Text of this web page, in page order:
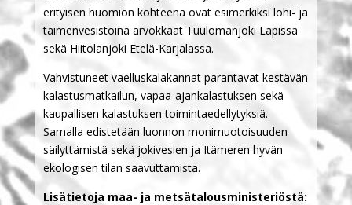
erityisen huomion kohteena ovat esimerkiksi lohi- ja
taimenvesistöinä arvokkaat Tuulomanjoki Lapissa
sekä Hiitolanjoki Etelä-Karjalassa.
Vahvistuneet vaelluskalakannat parantavat kestävän
kalastusmatkailun, vapaa-ajankalastuksen sekä
kaupallisen kalastuksen toimintaedellytyksiä.
Samalla edistetään luonnon monimuotoisuuden
säilyttämistä sekä jokivesien ja Itämeren hyvän
ekologisen tilan saavuttamista.
Lisätietoja maa- ja metsätalousministeriöstä: